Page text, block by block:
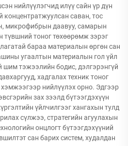
нийлүүлэгчид илүү сайн үр дүн
концентратжуулсан саван, тос
микрофибрын даавуу, самарын
түвшний тоног төхөөрөмж зэрэг
бараа материалын өргөн сан
угаалтын материалын гол үйл
шим тэжээлийн бодис, дэлгэрэнгүй
хадгалах техник тоног
нийлүүлэх орно. Эдгээр
зах зээлд бүтээгдэхүүн
үйлчилгээг хангахын тулд
сүлжээ, стратегийн агуулахын
онцлогт бүтээгдэхүүний
сан барих систем, худалдан